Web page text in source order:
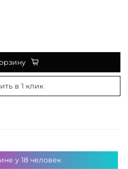
в 1 клик
у 18человек